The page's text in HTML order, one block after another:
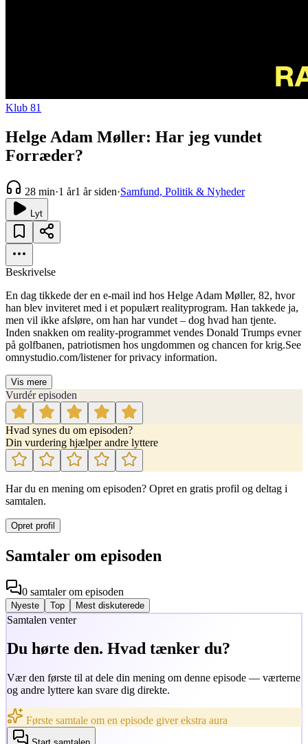
Klub 81
Helge Adam Møller: Har jeg vundet
Forræder?
28 min·1 år1 år siden·Samfund, Politik & Nyheder
Lyt
Beskrivelse
En dag tikkede der en e-mail ind hos Helge Adam Møller, 82, hvor
han blev inviteret med i et populært realityprogram. Han takkede ja,
men vil ikke afsløre, om han har vundet – dog hvad han tjente.
Inden snakken om reality-programmet vendes Donald Trumps evner
på golfbanen, patriotismen hos ungdommen og chancen for krig.See
omnystudio.com/listener for privacy information.
Vis mere
Vurdér episoden
Hvad synes du om episoden?
Din vurdering hjælper andre lyttere
Har du en mening om episoden? Opret en gratis profil og deltag i
samtalen.
Opret profil
Samtaler om episoden
0 samtalerom episoden
Nyeste Top Mest diskuterede
Samtalen venter
Du hørte den. Hvad tænker du?
Vær den første til at dele din mening om denne episode — værterne
og andre lyttere kan svare dig direkte.
Første samtale om en episode giver ekstra aura